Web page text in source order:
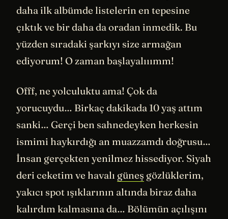
daha ilk albümde listelerin en tepesine
çıktık ve bir daha da oradan inmedik. Bu
yüzden sıradaki şarkıyı size armağan
ediyorum! O zaman başlayalııımm!
Offf, ne yolculuktu ama! Çok da
yorucuydu… Birkaç dakikada 10 yaş attım
sanki… Gerçi ben sahnedeyken herkesin
ismimi haykırdığı an muazzamdı doğrusu…
İnsan gerçekten yenilmez hissediyor. Siyah
deri ceketim ve havalı güneş gözlüklerim,
yakıcı spot ışıklarının altında biraz daha
kalırdım kalmasına da… Bölümün açılışını